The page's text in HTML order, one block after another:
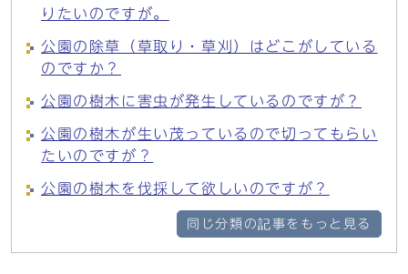
りたいのですが。
公園の除草（草取り・草刈）はどこがしている
のですか？
公園の樹木に害虫が発生しているのですが？
公園の樹木が生い茂っているので切ってもらい
たいのですが？
公園の樹木を伐採して欲しいのですが？
同じ分類の記事をもっと見る